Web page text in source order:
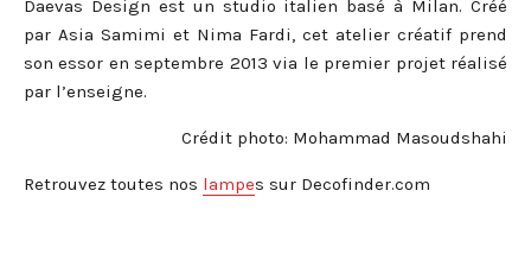
Daevas Design est un studio italien basé à Milan. Créé
par Asia Samimi et Nima Fardi, cet atelier créatif prend
son essor en septembre 2013 via le premier projet réalisé
par l’enseigne.
Crédit photo: Mohammad Masoudshahi
Retrouvez toutes nos lampes sur Decofinder.com